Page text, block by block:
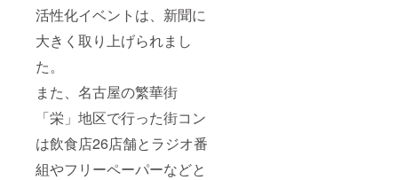
活性化イベントは、新聞に
大きく取り上げられまし
た。
また、名古屋の繁華街
「栄」地区で行った街コン
は飲食店26店舗とラジオ番
組やフリーペーパーなどと